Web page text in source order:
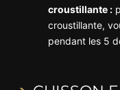
croustillante :
croustillante,
pendant les 5